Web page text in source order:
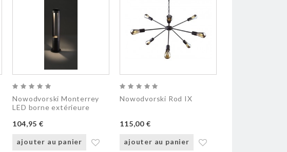
Nowodvorski Monterrey
LED borne extérieure
104,95 €
ajouter au panier
Nowodvorski Rod IX
115,00 €
ajouter au panier